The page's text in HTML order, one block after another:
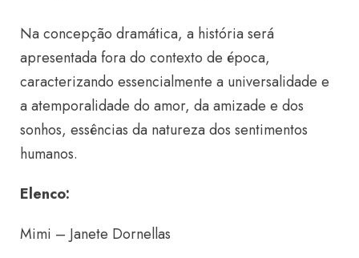
Na concepção dramática, a história será
apresentada fora do contexto de época,
caracterizando essencialmente a universalidade e
a atemporalidade do amor, da amizade e dos
sonhos, essências da natureza dos sentimentos
humanos.
Elenco:
Mimi – Janete Dornellas